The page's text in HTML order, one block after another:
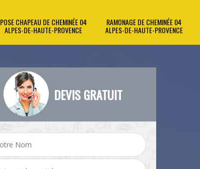
POSE CHAPEAU DE CHEMINÉE 04
ALPES-DE-HAUTE-PROVENCE
RAMONAGE DE CHEMINÉE 04
ALPES-DE-HAUTE-PROVENCE
DEVIS GRATUIT